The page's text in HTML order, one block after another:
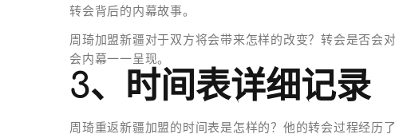
转会背后的内幕故事。
周琦加盟新疆对于双方将会带来怎样的改变？转会是否会
会内幕一一呈现。
3、时间表详细记录
周琦重返新疆加盟的时间表是怎样的？他的转会过程经历